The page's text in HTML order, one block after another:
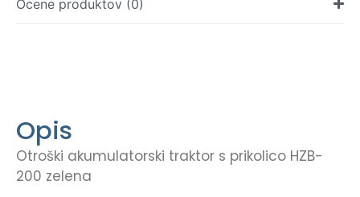
Ocene produktov (0)
Opis
Otroški akumulatorski traktor s prikolico HZB-
200 zelena